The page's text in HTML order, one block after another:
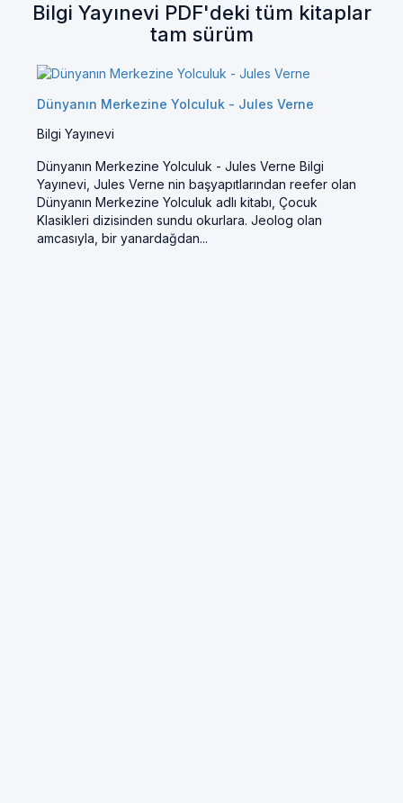
Bilgi Yayınevi PDF'deki tüm kitaplar
tam sürüm
Dünyanın Merkezine Yolculuk - Jules Verne
Bilgi Yayınevi
Dünyanın Merkezine Yolculuk - Jules Verne Bilgi
Yayınevi, Jules Verne nin başyapıtlarından reefer olan
Dünyanın Merkezine Yolculuk adlı kitabı, Çocuk
Klasikleri dizisinden sundu okurlara. Jeolog olan
amcasıyla, bir yanardağdan...